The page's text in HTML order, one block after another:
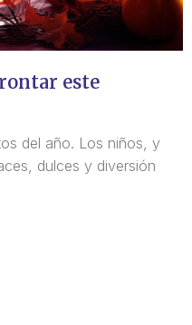
este
del año. Los niños, y
dulces y diversión